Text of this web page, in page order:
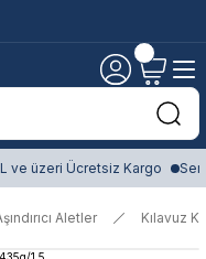
ve üzeri Ücretsiz Kargo
Aletler Kılavuz